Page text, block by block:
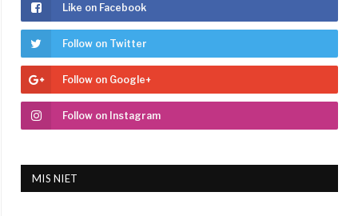
Like on Facebook
Follow on Twitter
Follow on Google+
Follow on Instagram
MIS NIET